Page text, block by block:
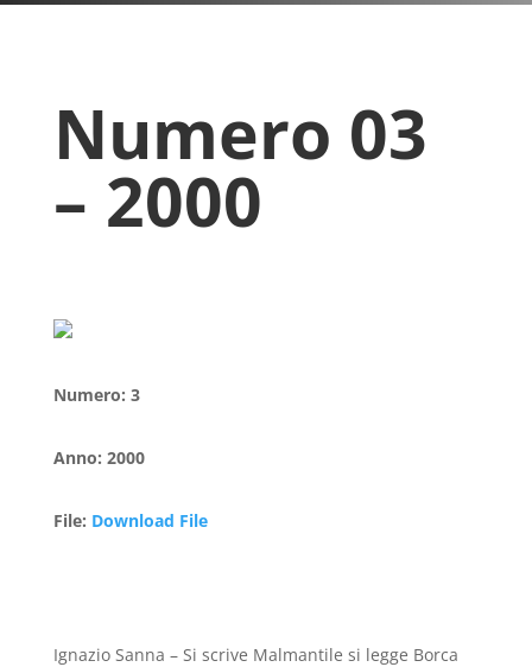
Numero 03
– 2000
Numero: 3
Anno: 2000
File: Download File
Ignazio Sanna – Si scrive Malmantile si legge Borca